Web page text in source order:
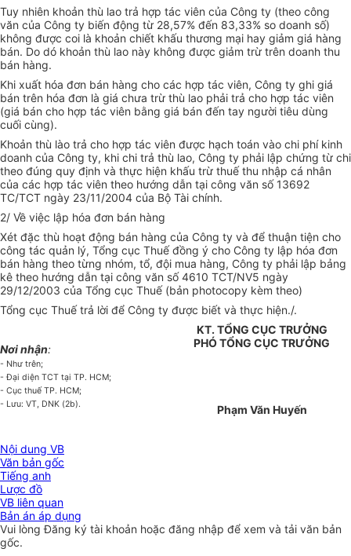
Tuy nhiên khoản thù lao trả hợp tác viên của Công ty (theo công
văn của Công ty biến động từ 28,57% đến 83,33% so doanh số)
không được coi là khoản chiết khấu thương mại hay giảm giá hàng
bán. Do dó khoản thù lao này không được giảm trừ trên doanh thu
bán hàng.
Khi xuất hóa đơn bán hàng cho các hợp tác viên, Công ty ghi giá
bán trên hóa đơn là giá chưa trừ thù lao phải trả cho hợp tác viên
(giá bán cho hợp tác viên bằng giá bán đến tay người tiêu dùng
cuối cùng).
Khoản thù lào trả cho hợp tác viên được hạch toán vào chi phí kinh
doanh của Công ty, khi chi trả thù lao, Công ty phải lập chứng từ chi
theo đúng quy định và thực hiện khấu trừ thuế thu nhập cá nhân
của các hợp tác viên theo hướng dẫn tại công văn số 13692
TC/TCT ngày 23/11/2004 của Bộ Tài chính.
2/ Về việc lập hóa đơn bán hàng
Xét đặc thù hoạt động bán hàng của Công ty và để thuận tiện cho
công tác quản lý, Tổng cục Thuế đồng ý cho Công ty lập hóa đơn
bán hàng theo từng nhóm, tổ, đội mua hàng, Công ty phải lập bảng
kê theo hướng dẫn tại công văn số 4610 TCT/NV5 ngày
29/12/2003 của Tổng cục Thuế (bản photocopy kèm theo)
Tổng cục Thuế trả lời để Công ty được biết và thực hiện./.
Nơi nhận:
- Như trên;
- Đại diện TCT tại TP. HCM;
- Cục thuế TP. HCM;
- Lưu: VT, DNK (2b).
KT. TỔNG CỤC TRƯỞNG
PHÓ TỔNG CỤC TRƯỞNG
Phạm Văn Huyến
Nội dung VB
Văn bản gốc
Tiếng anh
Lược đồ
VB liên quan
Bản án áp dụng
Vui lòngĐăng ký tài khoản hoặc đăng nhập để xem và tải văn bản
gốc.